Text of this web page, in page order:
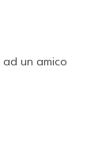
un amico